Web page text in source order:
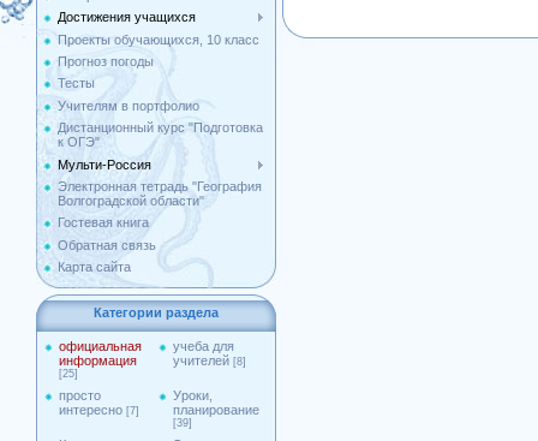
Достижения учащихся
Проекты обучающихся, 10 класс
Прогноз погоды
Тесты
Учителям в портфолио
Дистанционный курс "Подготовка
к ОГЭ"
Мульти-Россия
Электронная тетрадь "География
Волгоградской области"
Гостевая книга
Обратная связь
Карта сайта
Категории раздела
официальная
информация
[25]
учеба для
учителей [8]
просто
интересно [7]
Уроки,
планирование
[39]